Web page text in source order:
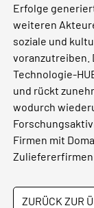
Erfolge
weiteren
soziale und
voranzutreiben.
Technologie-
und rückt
wodurch
Firmen mit
ZURÜCK ZUR